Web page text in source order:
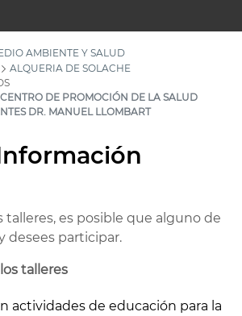
AMBIENTE Y SALUD
ALQUERIA DE SOLACHE
DE PROMOCIÓN DE LA SALUD
DR. MANUEL LLOMBART
talleres, es posible que alguno de
desees participar.
talleres
actividades de educación para la